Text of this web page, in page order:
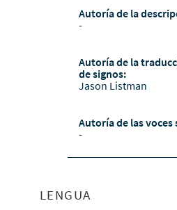
Autoría de la
-
Autoría de la
de signos:
Jason Listman
Autoría de las
-
LENGUA